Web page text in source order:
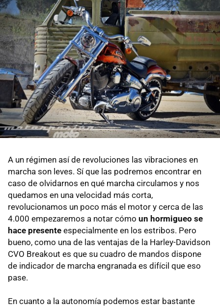
A un régimen así de revoluciones las vibraciones en
marcha son leves. Sí que las podremos encontrar en
caso de olvidarnos en qué marcha circulamos y nos
quedamos en una velocidad más corta,
revolucionamos un poco más el motor y cerca de las
4.000 empezaremos a notar cómo un hormigueo se
hace presente especialmente en los estribos. Pero
bueno, como una de las ventajas de la Harley-Davidson
CVO Breakout es que su cuadro de mandos dispone
de indicador de marcha engranada es difícil que eso
pase.
En cuanto a la autonomía podemos estar bastante